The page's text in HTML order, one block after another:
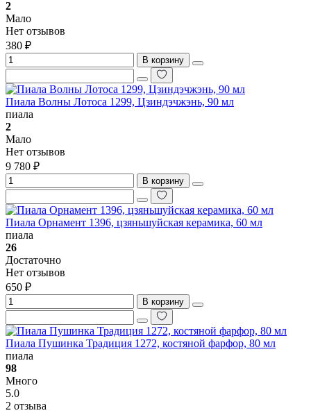
2
Мало
Нет отзывов
380 ₽
В корзину
Пиала Волны Лотоса 1299, Цзиндэчжэнь, 90 мл
пиала
2
Мало
Нет отзывов
9 780 ₽
В корзину
Пиала Орнамент 1396, цзяньшуйская керамика, 60 мл
пиала
26
Достаточно
Нет отзывов
650 ₽
В корзину
Пиала Пушинка Традиция 1272, костяной фарфор, 80 мл
пиала
98
Много
5.0
2 отзыва